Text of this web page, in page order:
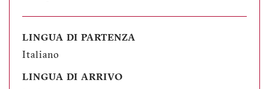
LINGUA DI PARTENZA
Italiano
LINGUA DI ARRIVO